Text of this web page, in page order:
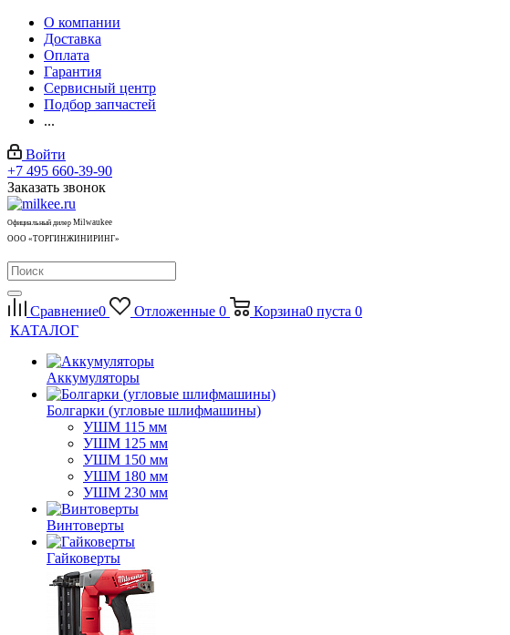
О компании
Доставка
Оплата
Гарантия
Сервисный центр
Подбор запчастей
...
Войти
+7 495 660-39-90
Заказать звонок
Официальный дилер Milwaukee
ООО «ТОРГИНЖИНИРИНГ»
Сравнение0 Отложенные 0 Корзина0 пуста 0
КАТАЛОГ
Аккумуляторы
Болгарки (угловые шлифмашины)
УШМ 115 мм
УШМ 125 мм
УШМ 150 мм
УШМ 180 мм
УШМ 230 мм
Винтоверты
Гайковерты